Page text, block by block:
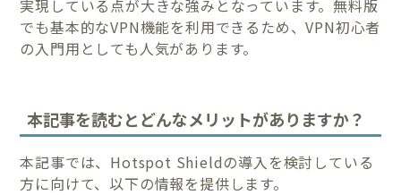
実現している点が大きな強みとなっています。無料版
でも基本的なVPN機能を利用できるため、VPN初心者
の入門用としても人気があります。
本記事を読むとどんなメリットがありますか？
本記事では、Hotspot Shieldの導入を検討している
方に向けて、以下の情報を提供します。